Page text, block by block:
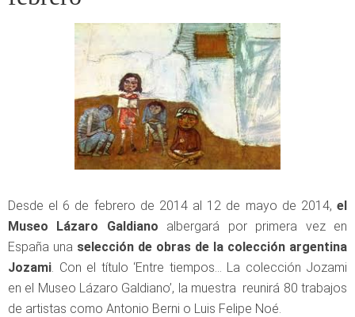
Desde el 6 de febrero de 2014 al 12 de mayo de 2014, el
Museo Lázaro Galdiano albergará por primera vez en
España una selección de obras de la colección argentina
Jozami . Con el título ‘Entre tiempos… La colección Jozami
en el Museo Lázaro Galdiano’, la muestra reunirá 80 trabajos
de artistas como Antonio Berni o Luis Felipe Noé.